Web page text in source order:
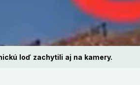
loď zachytili aj na kamery.